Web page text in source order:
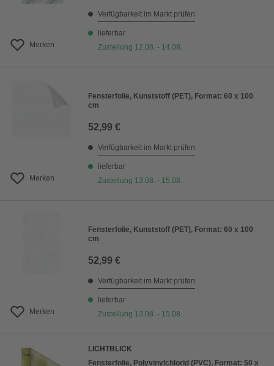
Merken
Verfügbarkeit im Markt prüfen
lieferbar
Zustellung 12.08. - 14.08.
Merken
Fensterfolie, Kunststoff (PET), Format: 60 x 100
cm
52,99 €
Verfügbarkeit im Markt prüfen
lieferbar
Zustellung 13.08. - 15.08.
Merken
Fensterfolie, Kunststoff (PET), Format: 60 x 100
cm
52,99 €
Verfügbarkeit im Markt prüfen
lieferbar
Zustellung 13.08. - 15.08.
LICHTBLICK
Fensterfolie, Polyvinylchlorid (PVC), Format: 50 x